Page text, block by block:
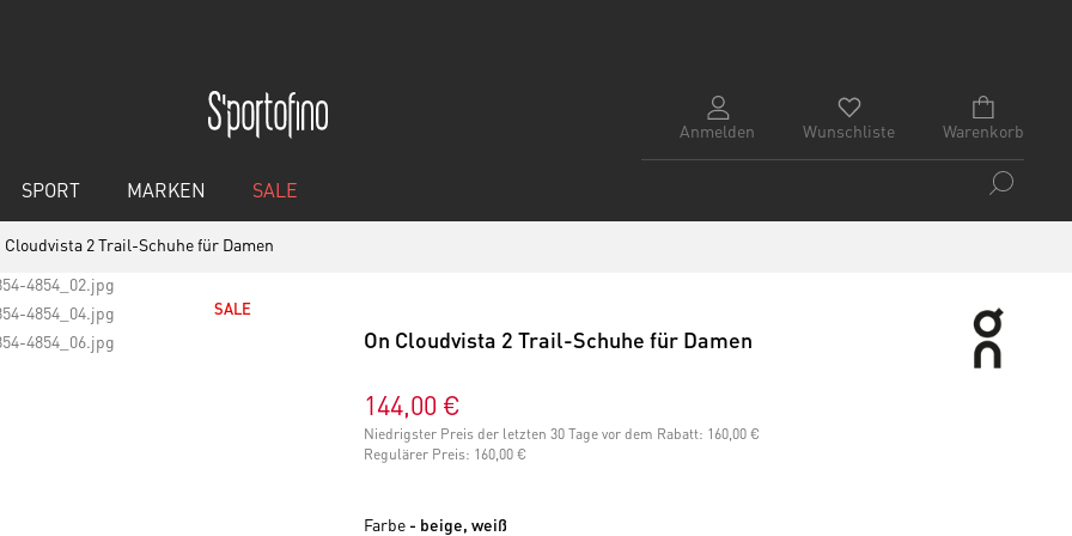
Anmelden Warenkorb
Wunschliste
SPORT MARKEN SALE
Cloudvista 2 Trail-Schuhe für Damen
SALE
On Cloudvista 2 Trail-Schuhe für Damen
144,00 €
Niedrigster Preis der letzten 30 Tage vor dem Rabatt: 160,00 €
Regulärer Preis: 160,00 €
Farbe - beige, weiß